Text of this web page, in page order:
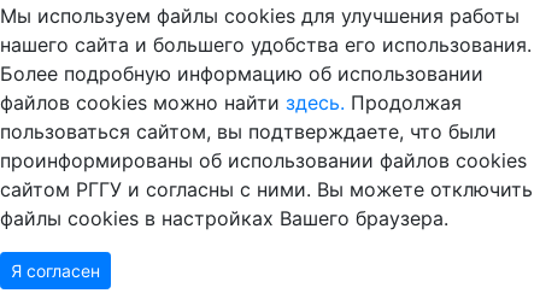
Мы используем файлы cookies для улучшения работы
нашего сайта и большего удобства его использования.
Более подробную информацию об использовании
файлов cookies можно найти здесь. Продолжая
пользоваться сайтом, вы подтверждаете, что были
проинформированы об использовании файлов cookies
сайтом РГГУ и согласны с ними. Вы можете отключить
файлы cookies в настройках Вашего браузера.
Я согласен